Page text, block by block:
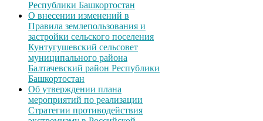
Республики Башкортостан
О внесении изменений в
Правила землепользования и
застройки сельского поселения
Кунтугушевский сельсовет
муниципального района
Балтачевский район Республики
Башкортостан
Об утверждении плана
мероприятий по реализации
Стратегии противодействия